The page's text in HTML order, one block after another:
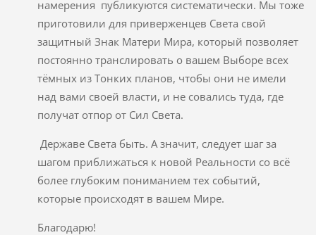
намерения публикуются систематически. Мы тоже
приготовили для приверженцев Света свой
защитный Знак Матери Мира, который позволяет
постоянно транслировать о вашем Выборе всех
тёмных из Тонких планов, чтобы они не имели
над вами своей власти, и не совались туда, где
получат отпор от Сил Света.
Державе Света быть. А значит, следует шаг за
шагом приближаться к новой Реальности со всё
более глубоким пониманием тех событий,
которые происходят в вашем Мире.
Благодарю!